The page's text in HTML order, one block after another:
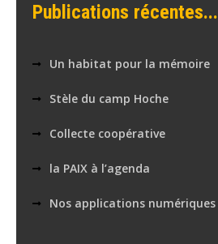
Publications récentes...
Un habitat pour la mémoire
Stèle du camp Hoche
Collecte coopérative
la PAIX à l’agenda
Nos applications numériques